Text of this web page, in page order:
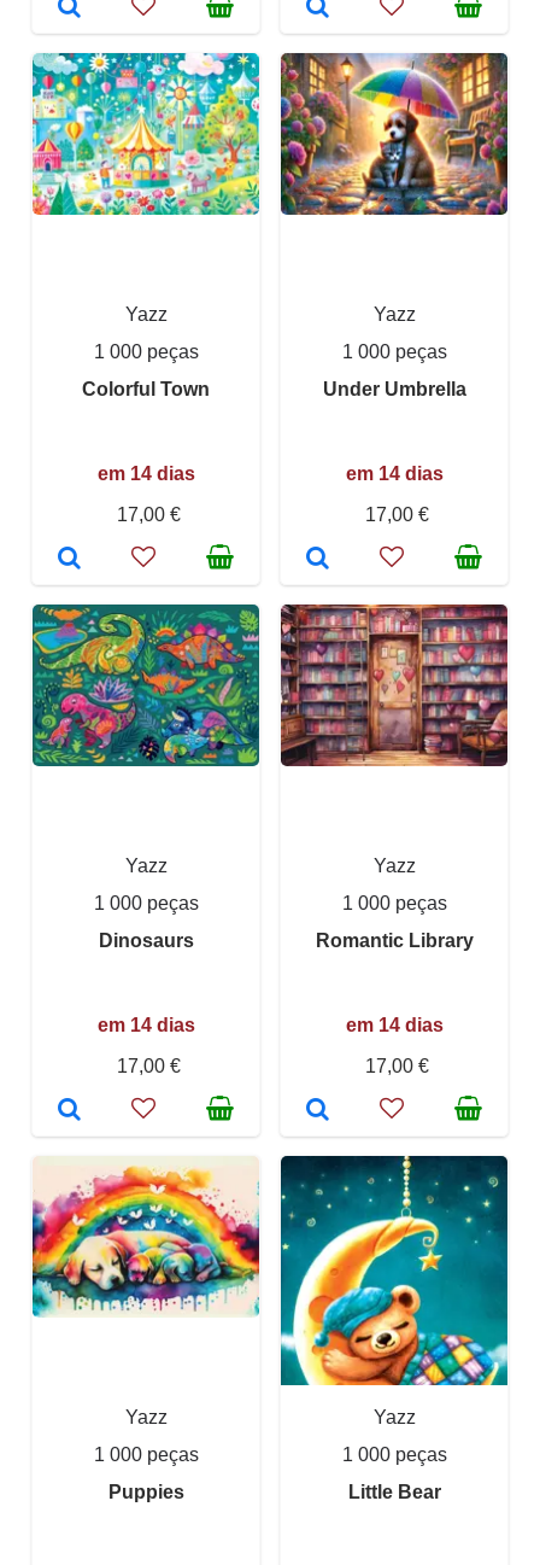
Yazz
1 000 peças
Colorful Town
em 14 dias
17,00 €
Yazz
1 000 peças
Under Umbrella
em 14 dias
17,00 €
Yazz
1 000 peças
Dinosaurs
em 14 dias
17,00 €
Yazz
1 000 peças
Romantic Library
em 14 dias
17,00 €
Yazz
1 000 peças
Puppies
Yazz
1 000 peças
Little Bear